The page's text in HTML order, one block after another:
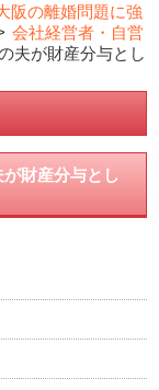
の離婚問題に強
会社経営者・自営
夫が財産分与とし
財産分与とし